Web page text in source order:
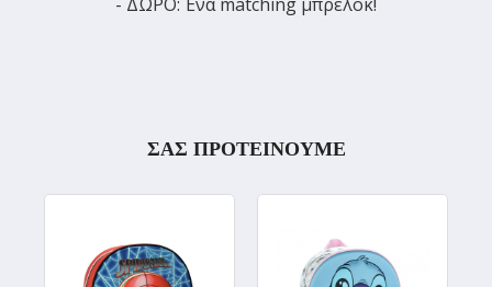
ΣΑΣ ΠΡΟΤΕΙΝΟΥΜΕ